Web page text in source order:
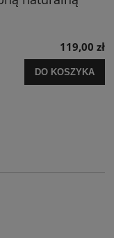
119,00 zł
DO KOSZYKA